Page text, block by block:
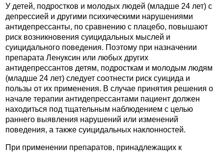
У детей, подростков и молодых людей (младше 24 лет) с
депрессией и другими психическими нарушениями
антидепрессанты, по сравнению с плацебо, повышают
риск возникновения суицидальных мыслей и
суицидального поведения. Поэтому при назначении
препарата Ленуксин или любых других
антидепрессантов детям, подросткам и молодым людям
(младше 24 лет) следует соотнести риск суицида и
пользы от их применения. В случае принятия решения о
начале терапии антидепрессантами пациент должен
находиться под тщательным наблюдением с целью
раннего выявления нарушений или изменений
поведения, а также суицидальных наклонностей.
При применении препаратов, принадлежащих к